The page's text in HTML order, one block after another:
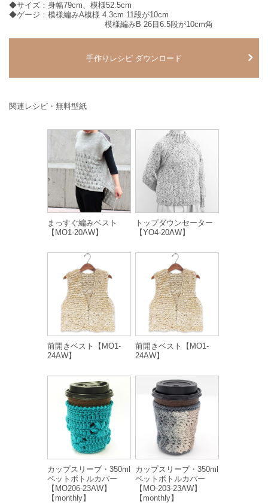
◆サイズ：身幅79cm、模様52.5cm
◆ゲージ：模様編みA模様 4.3cm 11段が10cm
模様編みB 26目6.5段が10cm角
手作りレシピ ダウンロード
関連レシピ・無料型紙
まっすぐ編みベスト
【MO1-20AW】
トップダウンセーター
【YO4-20AW】
前開きベスト【MO1-
24AW】
前開きベスト【MO1-
24AW】
カップスリーブ・350ml
ペットボトルカバー
【MO206-23AW】
【monthly】
カップスリーブ・350ml
ペットボトルカバー
【MO-203-23AW】
【monthly】